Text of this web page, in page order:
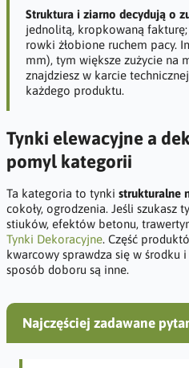
Struktura i ziarno decydują o
jednolitą, kropkowaną
rowki żłobione ruchem pacy.
mm), tym większe zużycie na
znajdziesz w karcie
każdego produktu.
Tynki elewacyjne a
pomyl kategorii
Ta kategoria to tynki strukturalne
cokoły, ogrodzenia. Jeśli
stiuków, efektów betonu,
Tynki Dekoracyjne. Część
kwarcowy sprawdza się w środku
sposób doboru są inne.
Najczęściej zadawane